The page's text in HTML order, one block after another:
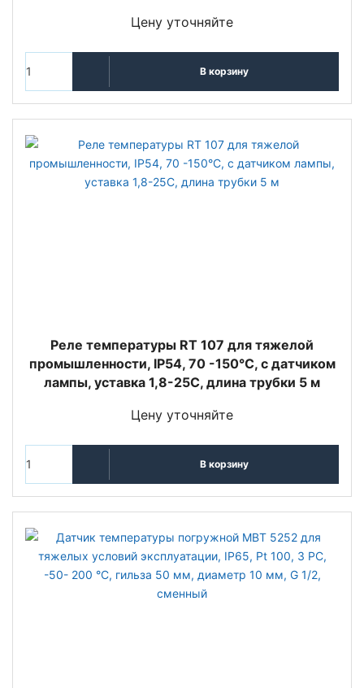
Цену уточняйте
В корзину
Реле температуры RT 107 для тяжелой
промышленности, IP54, 70 -150°С, с датчиком
лампы, уставка 1,8-25С, длина трубки 5 м
Цену уточняйте
В корзину